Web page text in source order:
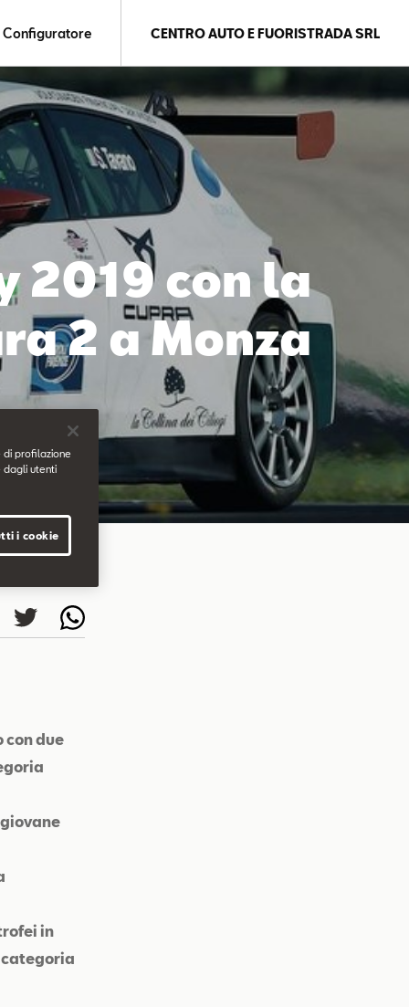
Configuratore CENTRO AUTO E FUORISTRADA SRL
2019 con la
2 a Monza
con due
in
categoria
di profilazione
dagli utenti
i cookie